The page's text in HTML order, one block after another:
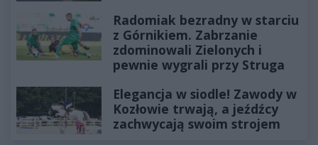
Radomiak bezradny w starciu
z Górnikiem. Zabrzanie
zdominowali Zielonych i
pewnie wygrali przy Struga
Elegancja w siodle! Zawody w
Kozłowie trwają, a jeźdźcy
zachwycają swoim strojem